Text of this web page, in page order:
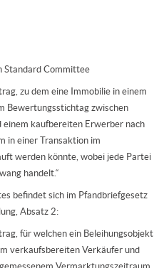
Standard Committee
zu dem eine Immobilie in einem
Bewertungsstichtag zwischen
kaufbereiten Erwerber nach
in einer Transaktion im
werden könnte, wobei jede Partei
handelt.“
befindet sich im Pfandbriefgesetz
Absatz 2:
für welchen ein Beleihungsobjekt
verkaufsbereiten Verkäufer und